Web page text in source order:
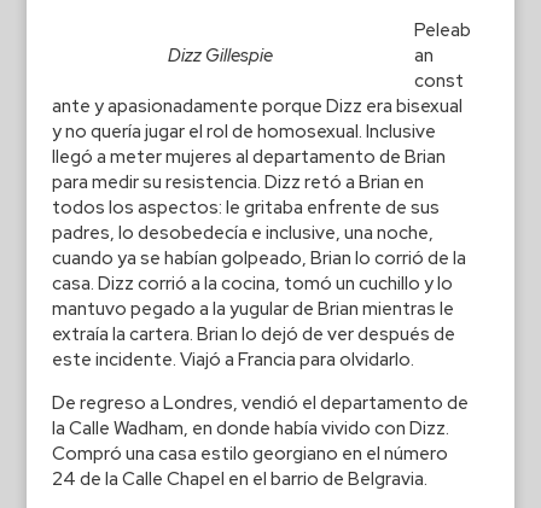
Dizz Gillespie
Peleab
an
const
ante y apasionadamente porque Dizz era bisexual
y no quería jugar el rol de homosexual. Inclusive
llegó a meter mujeres al departamento de Brian
para medir su resistencia. Dizz retó a Brian en
todos los aspectos: le gritaba enfrente de sus
padres, lo desobedecía e inclusive, una noche,
cuando ya se habían golpeado, Brian lo corrió de la
casa. Dizz corrió a la cocina, tomó un cuchillo y lo
mantuvo pegado a la yugular de Brian mientras le
extraía la cartera. Brian lo dejó de ver después de
este incidente. Viajó a Francia para olvidarlo.
De regreso a Londres, vendió el departamento de
la Calle Wadham, en donde había vivido con Dizz.
Compró una casa estilo georgiano en el número
24 de la Calle Chapel en el barrio de Belgravia.